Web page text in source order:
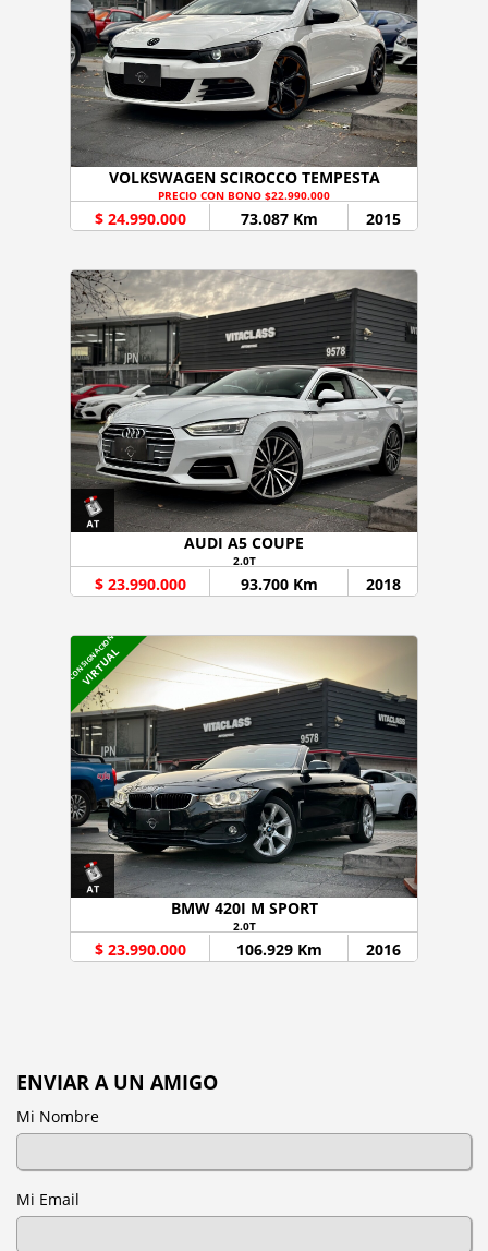
VOLKSWAGEN SCIROCCO TEMPESTA
PRECIO CON BONO $22.990.000
$ 24.990.000 73.087 Km 2015
AUDI A5 COUPE
2.0T
$ 23.990.000 93.700 Km 2018
CONSIGNACION
VIRTUAL
BMW 420I M SPORT
2.0T
$ 23.990.000 106.929 Km 2016
ENVIAR A UN AMIGO
Mi Nombre
Mi Email